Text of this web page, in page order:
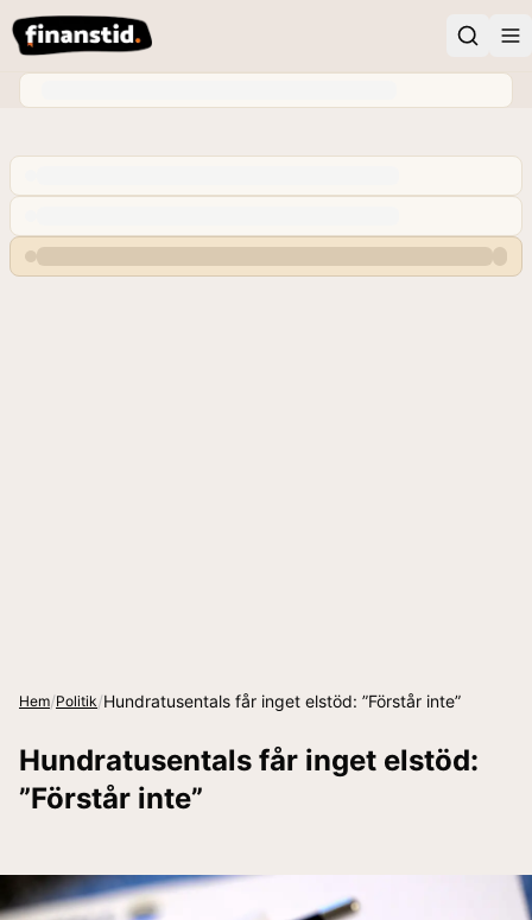
Hem/Politik/Hundratusentals får inget elstöd: ”Förstår inte”
Hundratusentals får inget elstöd:
”Förstår inte”